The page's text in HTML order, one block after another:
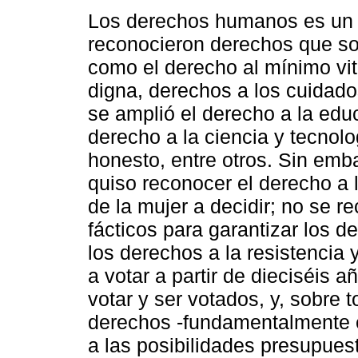
Los derechos humanos es
reconocieron derechos que
como el derecho al mínimo
digna, derechos a los
se amplió el derecho a la
derecho a la ciencia y
honesto, entre otros. Sin
quiso reconocer el derecho
de la mujer a decidir; no se
fácticos para garantizar los
los derechos a la resistencia
a votar a partir de dieciséis
votar y ser votados, y, sobre
derechos -
a las posibilidades